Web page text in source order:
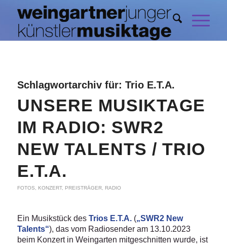
Schlagwortarchiv für: Trio E.T.A.
UNSERE MUSIKTAGE
IM RADIO: SWR2
NEW TALENTS / TRIO
E.T.A.
FOTOS KONZERT, PREISTRÄGER, RADIO
Ein Musikstück des Trios E.T.A.(„SWR2 New
Talents“), das vom Radiosender am 13.10.2023
beim Konzert in Weingarten mitgeschnitten wurde, ist